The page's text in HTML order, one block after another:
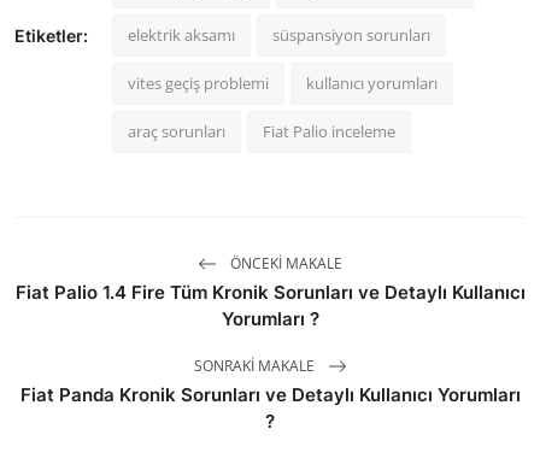
Etiketler: elektrik aksamı süspansiyon sorunları
vites geçiş problemi kullanıcı yorumları
araç sorunları Fiat Palio inceleme
ÖNCEKI MAKALE
Fiat Palio 1.4 Fire Tüm Kronik Sorunları ve Detaylı Kullanıcı
Yorumları ?
SONRAKI MAKALE
Fiat Panda Kronik Sorunları ve Detaylı Kullanıcı Yorumları
?